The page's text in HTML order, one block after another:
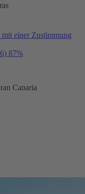
einer Zustimmung
87%
Canaria